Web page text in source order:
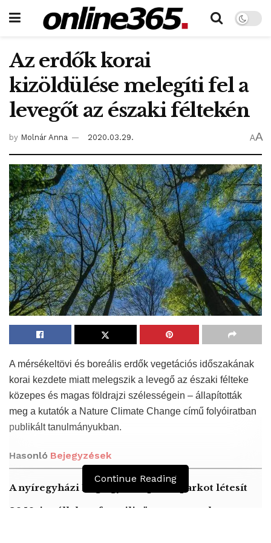
Az erdők korai
kizöldülése melegíti fel a
levegőt az északi féltekén
by Molnár Anna 2020.03.29. AA
A mérsékeltövi és boreális erdők vegetációs időszakának
korai kezdete miatt melegszik a levegő az északi félteke
közepes és magas földrajzi szélességein – állapították
meg a kutatók a Nature Climate Change című folyóiratban
publikált tanulmányukban.
Hasonló Bejegyzések
A nyíregyházi Lego gyár napelemparkot létesít
2050-ig vállalta a fosszilis üzemanyagok
Continue Reading